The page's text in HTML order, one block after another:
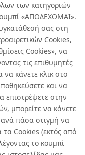
των κατηγοριών
«ΑΠΟΔΕΧΟΜΑΙ».
σας στη
Cookies,
Cookies», να
τις επιθυμητές
να κάνετε κλικ στο
και να
επιστρέψετε στην
μπορείτε να κάνετε
πάσα στιγμή να
τα Cookies (εκτός από
το κουμπί